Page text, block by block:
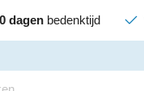
dagen bedenktijd